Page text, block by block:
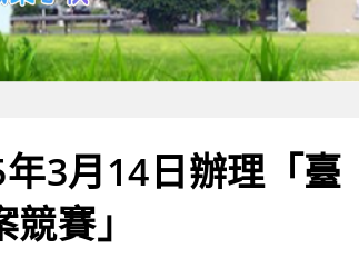
年3月14日辦理「臺
賽」